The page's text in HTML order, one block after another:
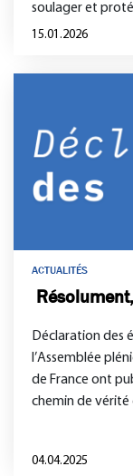
soulager et
15.01.2026
ACTUALITÉS
Déclaration des
l’Assemblée
de France ont
chemin de vérité
04.04.2025